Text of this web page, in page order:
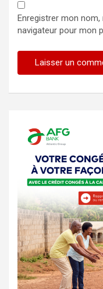
Enregistrer mon
navigateur pour mon